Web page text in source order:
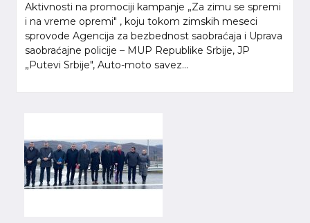
Aktivnosti na promociji kampanje „Za zimu se spremi
i na vreme opremi" , koju tokom zimskih meseci
sprovode Agencija za bezbednost saobraćaja i Uprava
saobraćajne policije – MUP Republike Srbije, JP
„Putevi Srbije", Auto-moto savez...